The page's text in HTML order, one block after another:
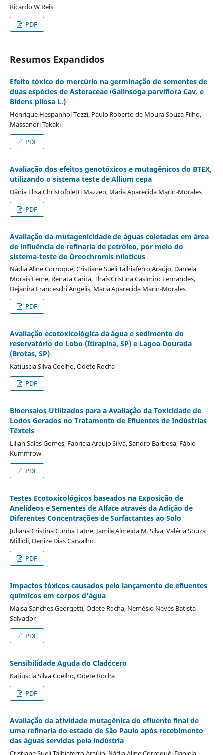
Ricardo W Reis
PDF
Resumos Expandidos
Efeito tóxico do mercúrio na germinação de sementes de
duas espécies de Asteraceae (Galinsoga parviflora Cav. e
Bidens pilosa L.)
Henrique Hespanhol Tozzi, Paulo Roberto de Moura Souza Filho,
Massanori Takaki
PDF
Avaliação dos efeitos genotóxicos e mutagênicos do BTEX,
utilizando o sistema teste de Allium cepa
Dânia Elisa Christofoletti Mazzeo, Maria Aparecida Marin-Morales
PDF
Avaliação da mutagenicidade de águas coletadas em área
de influência de refinaria de petróleo, por meio do
sistema-teste de Oreochromis niloticus
Nádia Aline Corroqué, Cristiane Sueli Talhiaferro Araújo, Daniela
Morais Leme, Renata Caritá, Thaís Cristina Casimiro Fernandes,
Dejanira Franceschi Angelis, Maria Aparecida Marin-Morales
PDF
Avaliação ecotoxicológica da água e sedimento do
reservatório do Lobo (Itirapina, SP) e Lagoa Dourada
(Brotas, SP)
Katiuscia Silva Coelho, Odete Rocha
PDF
Bioensaios Utilizados para a Avaliação da Toxicidade de
Lodos Gerados no Tratamento de Efluentes de Indústrias
Têxteis
Lilian Sales Gomes, Fabricia Araujo Silva, Sandro Barbosa, Fábio
Kummrow
PDF
Testes Ecotoxicológicos baseados na Exposição de
Anelídeos e Sementes de Alface através da Adição de
Diferentes Concentrações de Surfactantes ao Solo
Juliana Cristina Cunha Labre, Jamile Almeida M. Silva, Valéria Souza
Millioli, Denize Dias Carvalho
PDF
Impactos tóxicos causados pelo lançamento de efluentes
químicos em corpos d'água
Maisa Sanches Georgetti, Odete Rocha, Nemésio Neves Batista
Salvador
PDF
Sensibilidade Aguda do Cladócero
Katiuscia Silva Coelho, Odete Rocha
PDF
Avaliação da atividade mutagênica do efluente final de
uma refinaria do estado de São Paulo após recebimento
das águas servidas pela indústria
Cristiane Sueli Talhiaferro Araújo, Nádia Aline Corroqué, Daniela